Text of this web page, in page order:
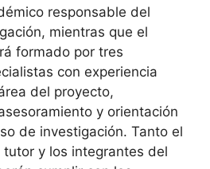
responsable del
mientras que el
formado por tres
con experiencia
del proyecto,
y orientación
de investigación. Tanto el
y los integrantes del